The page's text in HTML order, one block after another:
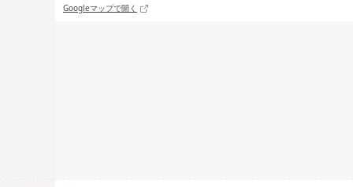
Googleマップで開く